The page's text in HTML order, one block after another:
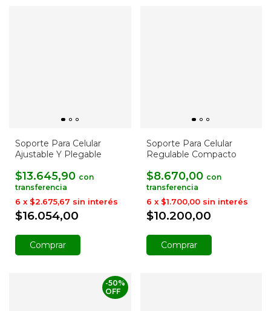
Soporte Para Celular
Ajustable Y Plegable
$13.645,90 con
$16.054,00
6 x $2.675,67 sin interés
Soporte Para Celular
Regulable Compacto
$8.670,00 con
$10.200,00
6 x $1.700,00 sin interés
-50%
OFF